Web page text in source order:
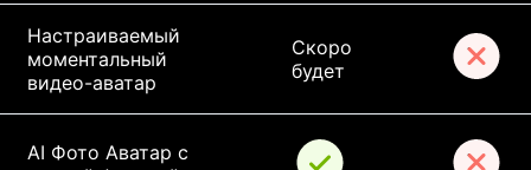
Настраиваемый
моментальный
видео-аватар
Скоро
будет
AI Фото Аватар с